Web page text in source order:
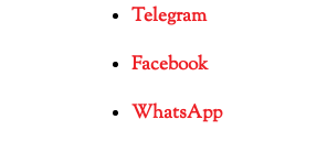
Telegram
Facebook
WhatsApp